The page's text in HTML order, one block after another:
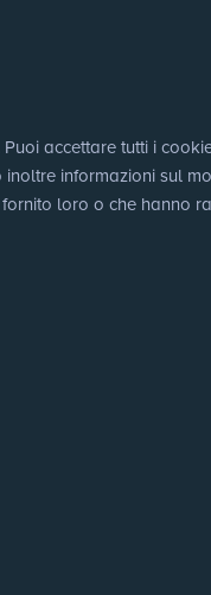
accettare tutti i
informazioni sul
loro o che hanno